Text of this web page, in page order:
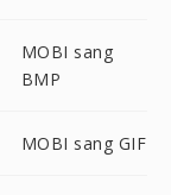
MOBI sang
BMP
MOBI sang GIF